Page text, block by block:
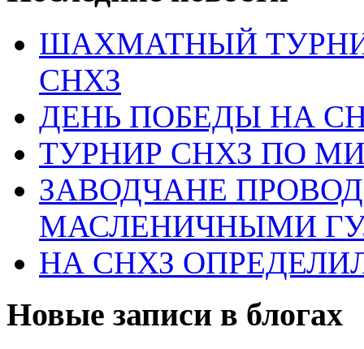
ШАХМАТНЫЙ
СНХЗ
ДЕНЬ ПОБЕДЫ НА
ТУРНИР СНХЗ ПО
ЗАВОДЧАНЕ
МАСЛЕНИЧНЫМИ
НА СНХЗ
Новые записи в блогах